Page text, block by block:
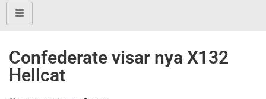
Confederate visar nya X132
Hellcat